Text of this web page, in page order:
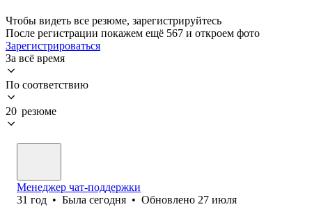
Чтобы видеть все резюме, зарегистрируйтесь
После регистрации покажем ещё 567 и откроем фото
Зарегистрироваться
За всё время
По соответствию
20 резюме
Менеджер чат-поддержки
31 год • Была сегодня • Обновлено 27 июля